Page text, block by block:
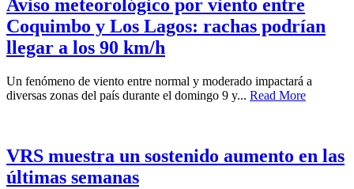
Aviso meteorológico por viento entre
Coquimbo y Los Lagos: rachas podrían
llegar a los 90 km/h
Un fenómeno de viento entre normal y moderado impactará a
diversas zonas del país durante el domingo 9 y... Read More
VRS muestra un sostenido aumento en las
últimas semanas